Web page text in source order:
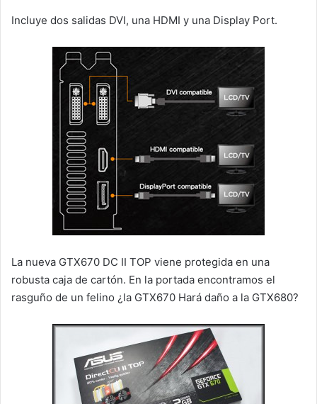
Incluye dos salidas DVI, una HDMI y una Display Port.
La nueva GTX670 DC II TOP viene protegida en una
robusta caja de cartón. En la portada encontramos el
rasguño de un felino ¿la GTX670 Hará daño a la GTX680?